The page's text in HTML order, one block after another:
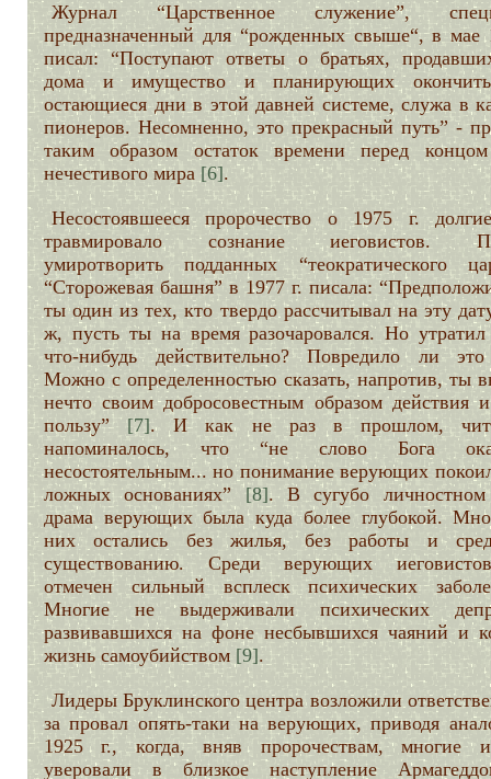
Журнал “Царственное служение”,
предназначенный для “рожденных свыше“, в мае
писал: “Поступают ответы о братьях,
дома и имущество и планирующих
остающиеся дни в этой давней системе, служа в
пионеров. Несомненно, это прекрасный путь” -
таким образом остаток времени перед
нечестивого мира [6].
Несостоявшееся пророчество о 1975 г.
травмировало сознание иеговистов.
умиротворить подданных “теократического
“Сторожевая башня” в 1977 г. писала:
ты один из тех, кто твердо рассчитывал на эту
ж, пусть ты на время разочаровался. Но
что-нибудь действительно? Повредило ли
Можно с определенностью сказать, напротив, ты
нечто своим добросовестным образом действия
пользу”[7]. И как не раз в прошлом,
напоминалось, что “не слово Бога
несостоятельным... но понимание верующих
ложных основаниях”[8]. В сугубо личностном
драма верующих была куда более глубокой.
них остались без жилья, без работы и
существованию. Среди верующих
отмечен сильный всплеск психических
Многие не выдерживали психических
развивавшихся на фоне несбывшихся чаяний и
жизнь самоубийством [9].
Лидеры Бруклинского центра возложили
за провал опять-таки на верующих, приводя
1925 г., когда, вняв пророчествам, многие
уверовали в близкое наступление